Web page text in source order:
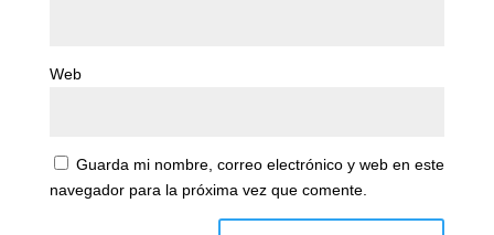
Web
Guarda mi nombre, correo electrónico y web en este
navegador para la próxima vez que comente.